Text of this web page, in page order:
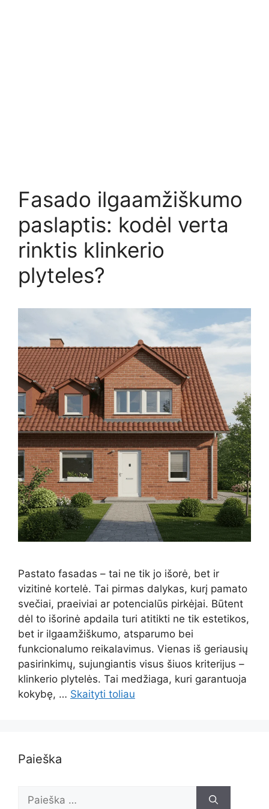
Fasado ilgaamžiškumo
paslaptis: kodėl verta
rinktis klinkerio
plyteles?
Pastato fasadas – tai ne tik jo išorė, bet ir
vizitinė kortelė. Tai pirmas dalykas, kurį pamato
svečiai, praeiviai ar potencialūs pirkėjai. Būtent
dėl to išorinė apdaila turi atitikti ne tik estetikos,
bet ir ilgaamžiškumo, atsparumo bei
funkcionalumo reikalavimus. Vienas iš geriausių
pasirinkimų, sujungiantis visus šiuos kriterijus –
klinkerio plytelės. Tai medžiaga, kuri garantuoja
kokybę, … Skaityti toliau
Paieška
Ieškoti: